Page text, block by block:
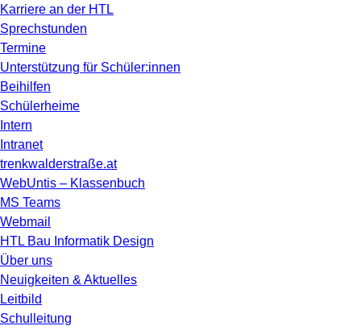
Karriere an der HTL
Sprechstunden
Termine
Unterstützung für Schüler:innen
Beihilfen
Schülerheime
Intern
Intranet
trenkwalderstraße.at
WebUntis – Klassenbuch
MS Teams
Webmail
HTL Bau Informatik Design
Über uns
Neuigkeiten & Aktuelles
Leitbild
Schulleitung